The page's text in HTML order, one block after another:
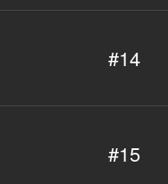
#14
#15